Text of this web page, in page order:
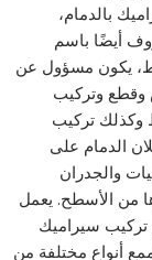
بالدمام،
أيضًا باسم
يكون مسؤول عن
وقطع وتركيب
وكذلك تركيب
الدمام على
والجدران
من الأسطح. يعمل
سيراميك
أنواع مختلفة من